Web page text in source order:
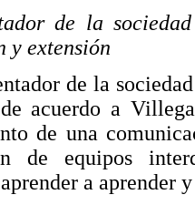
de la
y extensión
de la
acuerdo a
de una
de equipos
a aprender